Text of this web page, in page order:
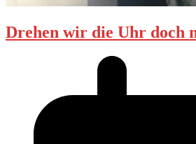
Drehen wir die Uhr doch